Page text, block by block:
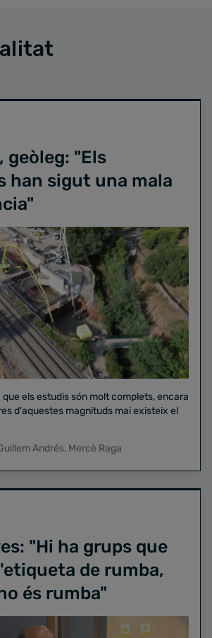
geòleg: "Els
han sigut una mala
que els estudis són molt complets, encara
d'aquestes magnituds mai existeix el
Andrés, Mercè Raga
"Hi ha grups que
de rumba,
és rumba"